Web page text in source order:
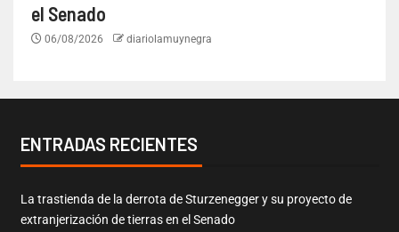
el Senado
06/08/2026 diariolamuynegra
ENTRADAS RECIENTES
La trastienda de la derrota de Sturzenegger y su proyecto de
extranjerización de tierras en el Senado